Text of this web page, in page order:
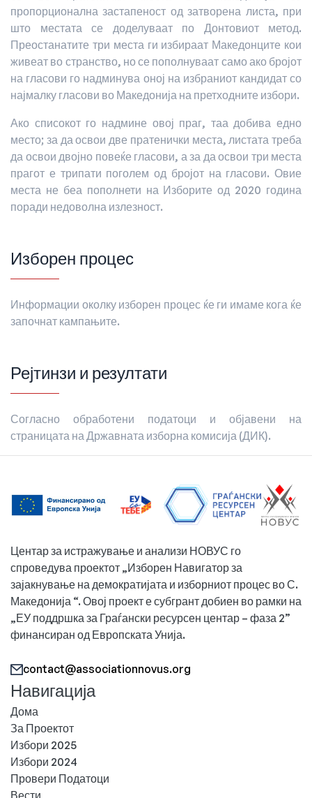
пропорционална застапеност од затворена листа, при
што местата се доделуваат по Донтовиот метод.
Преостанатите три места ги избираат Македонците кои
живеат во странство, но се пополнуваат само ако бројот
на гласови го надминува оној на избраниот кандидат со
најмалку гласови во Македонија на претходните избори.
Ако списокот го надмине овој праг, таа добива едно
место; за да освои две пратенички места, листата треба
да освои двојно повеќе гласови, а за да освои три места
прагот е трипати поголем од бројот на гласови. Овие
места не беа пополнети на Изборите од 2020 година
поради недоволна излезност.
Изборен процес
Информации околку изборен процес ќе ги имаме кога ќе
започнат кампањите.
Рејтинзи и резултати
Согласно обработени податоци и објавени на
страницата на Државната изборна комисија (ДИК).
Центар за истражување и анализи НОВУС го
спроведува проектот „Изборен Навигатор за
зајакнување на демократијата и изборниот процес во С.
Македонија “. Овој проект е субгрант добиен во рамки на
„ЕУ поддршка за Граѓански ресурсен центар – фаза 2”
финансиран од Европската Унија.
contact@associationnovus.org
Навигација
Дома
За Проектот
Избори 2025
Избори 2024
Провери Податоци
Вести